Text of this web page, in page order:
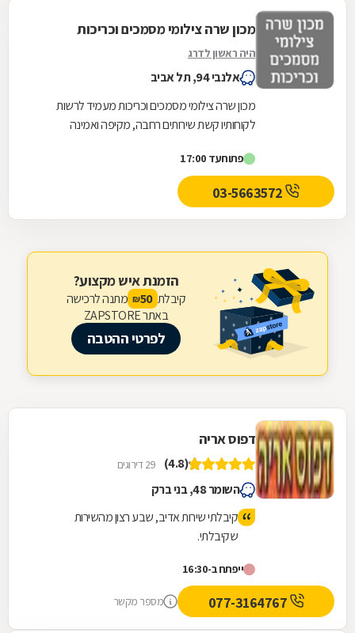
מכון שרה צילומי מסמכים וכריכות
היה ראשון לדרג
אלנבי 94, תל אביב
מכון שרה צילומי מסמכים וכריכות מעמיד לרשות
לקוחותיו קשת שירותים רחבה, מקיפה ואמינה
מקצועי...
פתוחעד 17:00
03-5663572
הזמנת איש מקצוע?
קיבלת 50
₪ מתנה לרכישה
באתר ZAPSTORE
לפרטי ההטבה
דפוס אריה
(4.8) 29 דירוגים
השומר 48, בני ברק
קיבלתי שירות אדיב, שבע רצון מהשירות
שקיבלתי.
ייפתח ב-16:30
מספר מקשר